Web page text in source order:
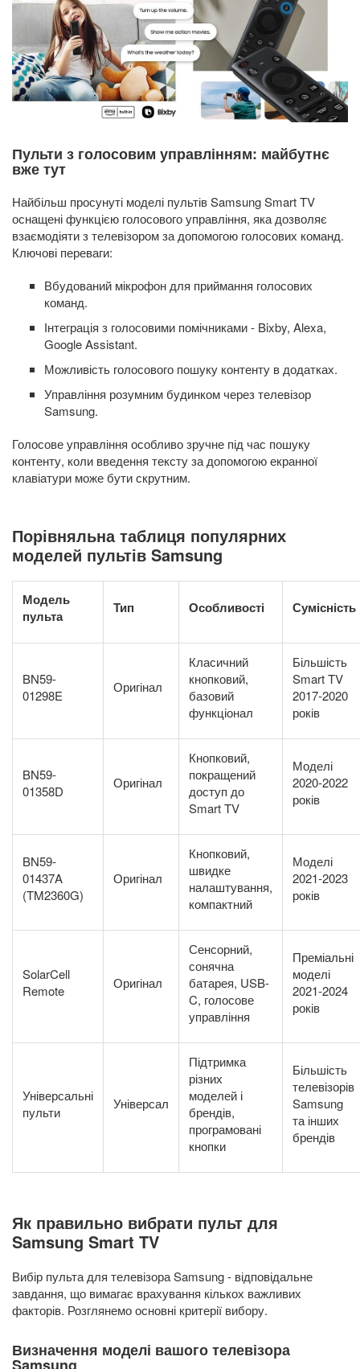
Пульти з голосовим управлінням: майбутнє
вже тут
Найбільш просунуті моделі пультів Samsung Smart TV
оснащені функцією голосового управління, яка дозволяє
взаємодіяти з телевізором за допомогою голосових команд.
Ключові переваги:
Вбудований мікрофон для приймання голосових
команд.
Інтеграція з голосовими помічниками - Bixby, Alexa,
Google Assistant.
Можливість голосового пошуку контенту в додатках.
Управління розумним будинком через телевізор
Samsung.
Голосове управління особливо зручне під час пошуку
контенту, коли введення тексту за допомогою екранної
клавіатури може бути скрутним.
Порівняльна таблиця популярних
моделей пультів Samsung
Модель
пульта
Тип Особливості Сумісність
BN59-
01298E
Оригінал
Класичний
кнопковий,
базовий
функціонал
Більшість
Smart TV
2017-2020
років
BN59-
01358D
Оригінал
Кнопковий,
покращений
доступ до
Smart TV
Моделі
2020-2022
років
BN59-
01437A
(TM2360G)
Оригінал
Кнопковий,
швидке
налаштування,
компактний
Моделі
2021-2023
років
SolarCell
Remote
Оригінал
Сенсорний,
сонячна
батарея, USB-
C, голосове
управління
Преміальні
моделі
2021-2024
років
Універсальні
пульти
Універсал
Підтримка
різних
моделей і
брендів,
програмовані
кнопки
Більшість
телевізорів
Samsung
та інших
брендів
Як правильно вибрати пульт для
Samsung Smart TV
Вибір пульта для телевізора Samsung - відповідальне
завдання, що вимагає врахування кількох важливих
факторів. Розглянемо основні критерії вибору.
Визначення моделі вашого телевізора